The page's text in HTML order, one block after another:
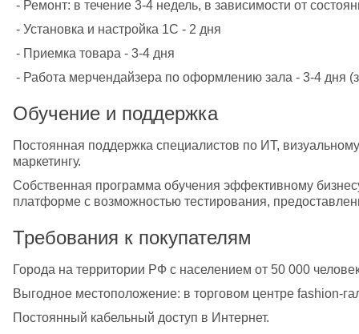
- Ремонт: в течение 3-4 недель, в зависимости от
- Установка и настройка 1С - 2 дня
- Приемка товара - 3-4 дня
- Работа мерчендайзера по оформлению зала - 3-4 дня
Обучение и поддержка
Постоянная поддержка специалистов по ИТ,
маркетингу.
Собственная программа обучения эффективному
платформе с возможностью тестирования,
Требования к покупателям
Города на территории РФ с населением от 50 000
Выгодное местоположение: в торговом центре fashion-
Постоянный кабельный доступ в Интернет.